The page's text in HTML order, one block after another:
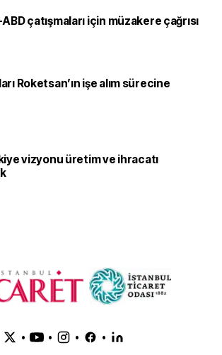
çatışmaları için müzakere çağrısı
Roketsan’ın işe alım sürecine
vizyonu üretim ve ihracatı
• • • •